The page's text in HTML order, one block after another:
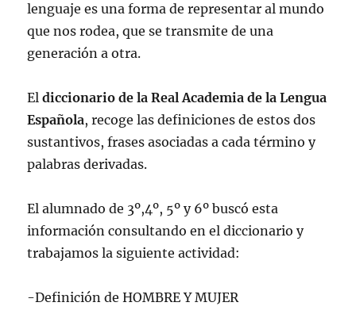
lenguaje es una forma de representar al mundo
que nos rodea, que se transmite de una
generación a otra.
Eldiccionario de la Real Academia de la Lengua
Española, recoge las definiciones de estos dos
sustantivos, frases asociadas a cada término y
palabras derivadas.
El alumnado de 3º,4º, 5º y 6º buscó esta
información consultando en el diccionario y
trabajamos la siguiente actividad:
-Definición de HOMBRE Y MUJER